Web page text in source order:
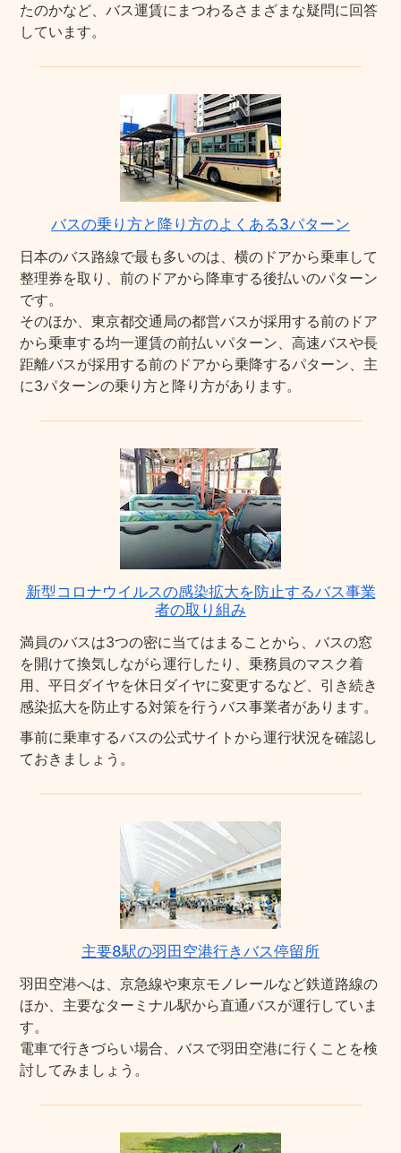
たのかなど、バス運賃にまつわるさまざまな疑問に回答
しています。
バスの乗り方と降り方のよくある3パターン
日本のバス路線で最も多いのは、横のドアから乗車して
整理券を取り、前のドアから降車する後払いのパターン
です。
そのほか、東京都交通局の都営バスが採用する前のドア
から乗車する均一運賃の前払いパターン、高速バスや長
距離バスが採用する前のドアから乗降するパターン、主
に3パターンの乗り方と降り方があります。
新型コロナウイルスの感染拡大を防止するバス事業
者の取り組み
満員のバスは3つの密に当てはまることから、バスの窓
を開けて換気しながら運行したり、乗務員のマスク着
用、平日ダイヤを休日ダイヤに変更するなど、引き続き
感染拡大を防止する対策を行うバス事業者があります。
事前に乗車するバスの公式サイトから運行状況を確認し
ておきましょう。
主要8駅の羽田空港行きバス停留所
羽田空港へは、京急線や東京モノレールなど鉄道路線の
ほか、主要なターミナル駅から直通バスが運行していま
す。
電車で行きづらい場合、バスで羽田空港に行くことを検
討してみましょう。